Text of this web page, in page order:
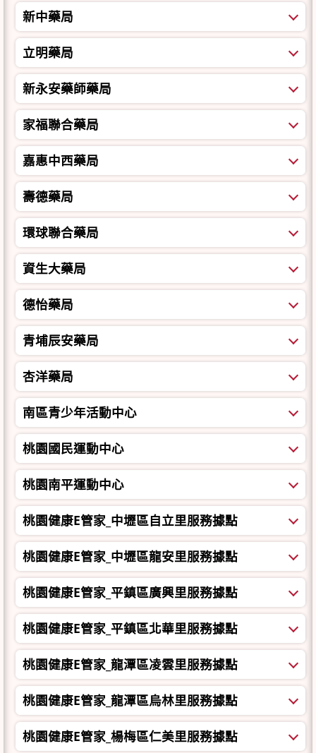
新中藥局
立明藥局
新永安藥師藥局
家福聯合藥局
嘉惠中西藥局
壽德藥局
環球聯合藥局
資生大藥局
德怡藥局
青埔辰安藥局
杏洋藥局
南區青少年活動中心
桃園國民運動中心
桃園南平運動中心
桃園健康E管家_中壢區自立里服務據點
桃園健康E管家_中壢區龍安里服務據點
桃園健康E管家_平鎮區廣興里服務據點
桃園健康E管家_平鎮區北華里服務據點
桃園健康E管家_龍潭區凌雲里服務據點
桃園健康E管家_龍潭區烏林里服務據點
桃園健康E管家_楊梅區仁美里服務據點